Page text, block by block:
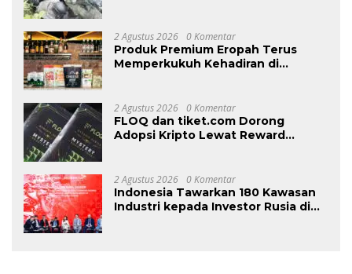
2 Agustus 2026 0 Komentar
Produk Premium Eropah Terus
Memperkukuh Kehadiran di
2 Agustus 2026 0 Komentar
FLOQ dan tiket.com Dorong
Adopsi Kripto Lewat Reward
2 Agustus 2026 0 Komentar
Indonesia Tawarkan 180 Kawasan
Industri kepada Investor Rusia di